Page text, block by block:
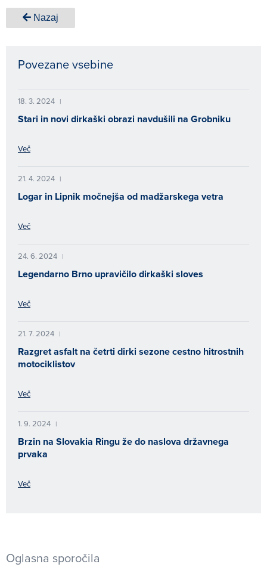
Nazaj
Povezane vsebine
18. 3. 2024 |
Stari in novi dirkaški obrazi navdušili na Grobniku
Več
21. 4. 2024 |
Logar in Lipnik močnejša od madžarskega vetra
Več
24. 6. 2024 |
Legendarno Brno upravičilo dirkaški sloves
Več
21. 7. 2024 |
Razgret asfalt na četrti dirki sezone cestno hitrostnih
motociklistov
Več
1. 9. 2024 |
Brzin na Slovakia Ringu že do naslova državnega
prvaka
Več
Oglasna sporočila